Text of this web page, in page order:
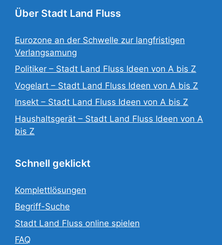
Über Stadt Land Fluss
Eurozone an der Schwelle zur langfristigen
Verlangsamung
Politiker – Stadt Land Fluss Ideen von A bis Z
Vogelart – Stadt Land Fluss Ideen von A bis Z
Insekt – Stadt Land Fluss Ideen von A bis Z
Haushaltsgerät – Stadt Land Fluss Ideen von A
bis Z
Schnell geklickt
Komplettlösungen
Begriff-Suche
Stadt Land Fluss online spielen
FAQ